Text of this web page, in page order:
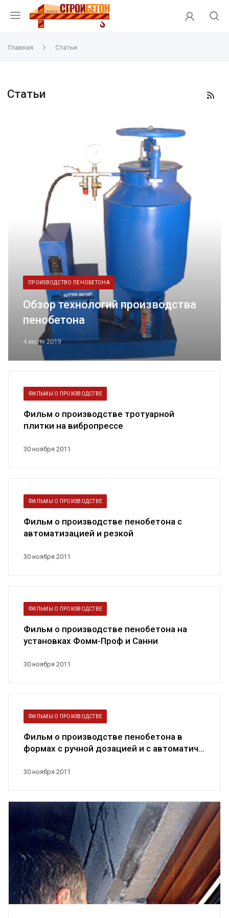
Главная Статьи
Статьи
ПРОИЗВОДСТВО ПЕНОБЕТОНА
Обзор технологий производства
пенобетона
4 июля 2019
30 ноября 2011
ФИЛЬМЫ О ПРОИЗВОДСТВЕ
Фильм о производстве тротуарной
плитки на вибропрессе
30 ноября 2011
ФИЛЬМЫ О ПРОИЗВОДСТВЕ
Фильм о производстве пенобетона с
автоматизацией и резкой
30 ноября 2011
ФИЛЬМЫ О ПРОИЗВОДСТВЕ
Фильм о производстве пенобетона на
установках Фомм-Проф и Санни
30 ноября 2011
ФИЛЬМЫ О ПРОИЗВОДСТВЕ
Фильм о производстве пенобетона в
формах с ручной дозацией и с автоматич...